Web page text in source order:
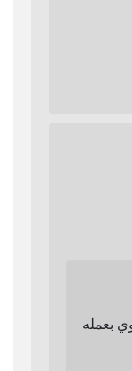
بعمله